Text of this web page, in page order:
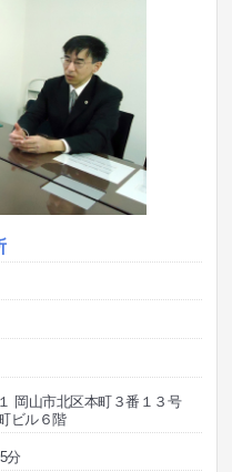
岡山市北区本町３番１３号
ビル６階
分